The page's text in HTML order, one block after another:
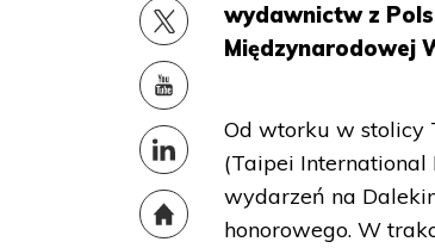
wydawnictw z
Międzynarodowej
Od wtorku w stolicy
(Taipei International
wydarzeń na
honorowego. W